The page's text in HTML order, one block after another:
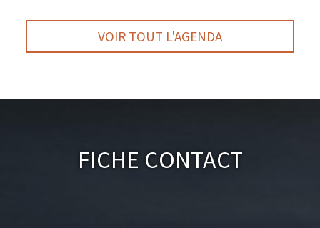
VOIR TOUT L'AGENDA
Fiche Contact